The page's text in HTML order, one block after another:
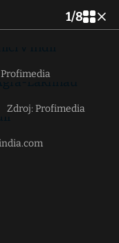
1/8
Zdroj: Profimedia